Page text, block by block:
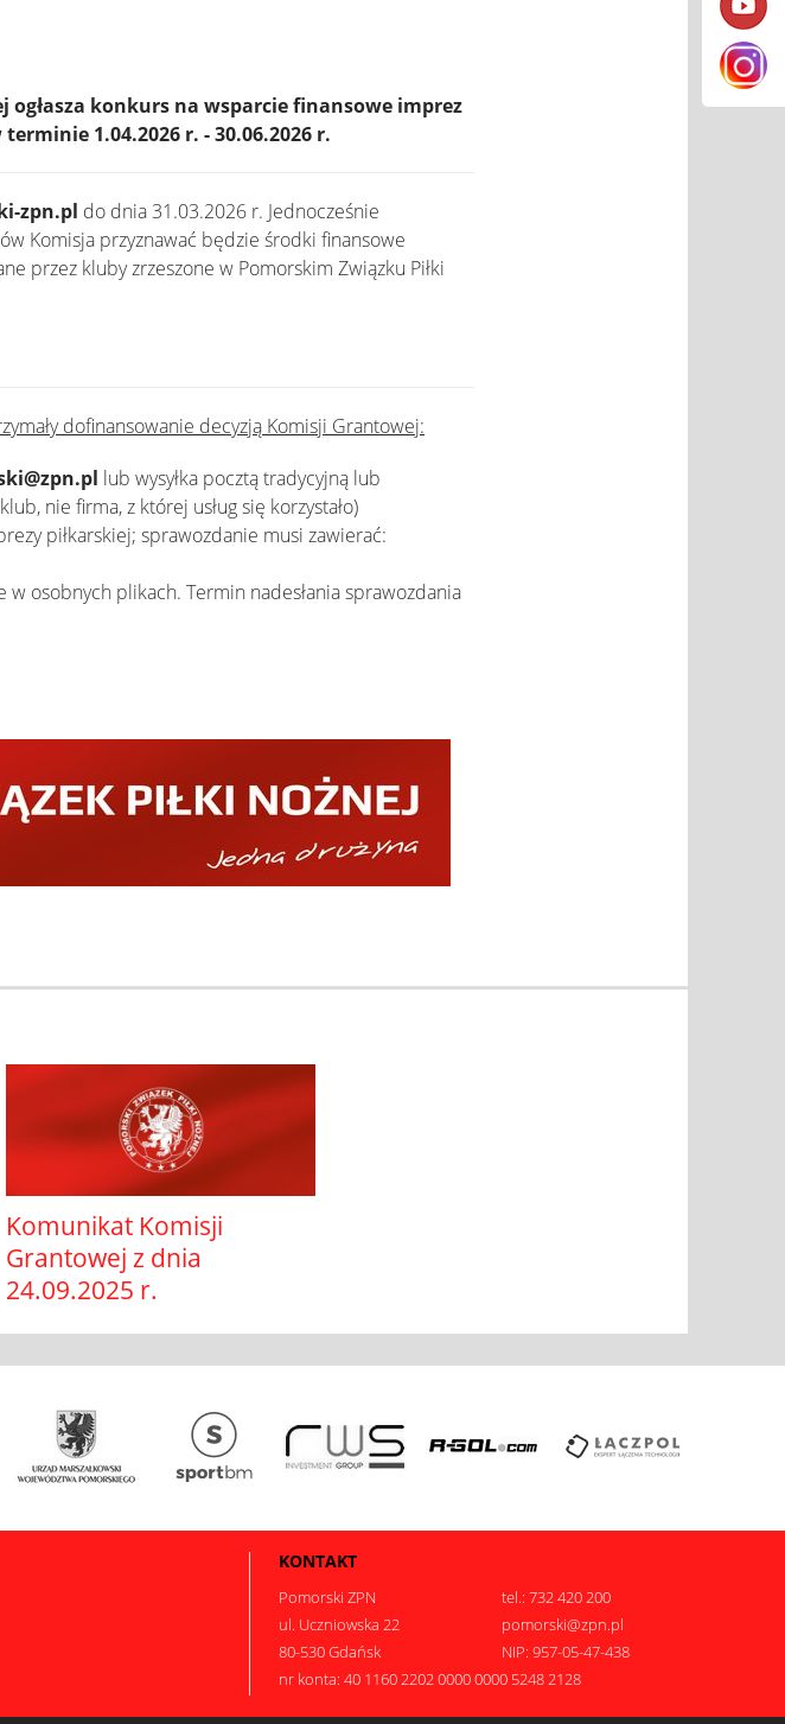
ogłasza konkurs na wsparcie finansowe imprez
1.04.2026 r. - 30.06.2026 r.
zpn.pl do dnia 31.03.2026 r. Jednocześnie
Komisja przyznawać będzie środki finansowe
przez kluby zrzeszone w Pomorskim Związku Piłki
dofinansowanie decyzją Komisji Grantowej:
lub wysyłka pocztą tradycyjną lub
nie firma, z której usług się korzystało)
piłkarskiej; sprawozdanie musi zawierać:
osobnych plikach. Termin nadesłania sprawozdania
Komunikat Komisji
Grantowej z dnia
24.09.2025 r.
KONTAKT
Pomorski ZPN
tel.: 732 420 200
ul. Uczniowska 22
pomorski@zpn.pl
80-530 Gdańsk
NIP: 957-05-47-438
nr konta: 40 1160 2202 0000 0000 5248 2128